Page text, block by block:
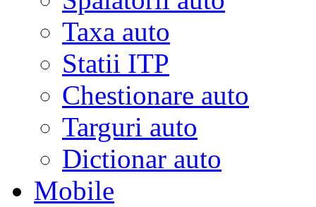
Taxa auto
Statii ITP
Chestionare auto
Targuri auto
Dictionar auto
Mobile